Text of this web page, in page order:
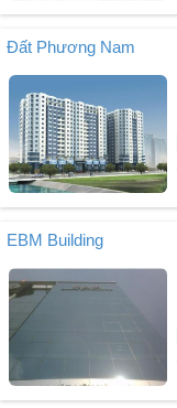
Đất Phương Nam
EBM Building